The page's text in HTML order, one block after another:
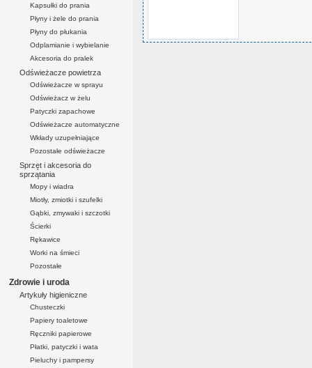
Kapsułki do prania
Płyny i żele do prania
Płyny do płukania
Odplamianie i wybielanie
Akcesoria do pralek
Odświeżacze powietrza
Odświeżacze w sprayu
Odświeżacz w żelu
Patyczki zapachowe
Odświeżacze automatyczne
Wkłady uzupełniające
Pozostałe odświeżacze
Sprzęt i akcesoria do
sprzątania
Mopy i wiadra
Miotły, zmiotki i szufelki
Gąbki, zmywaki i szczotki
Ścierki
Rękawice
Worki na śmieci
Pozostałe
Zdrowie i uroda
Artykuły higieniczne
Chusteczki
Papiery toaletowe
Ręczniki papierowe
Płatki, patyczki i wata
Pieluchy i pampersy